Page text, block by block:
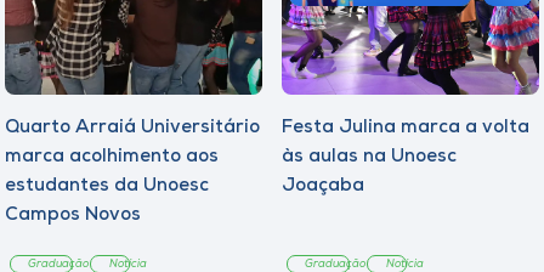
Quarto Arraiá Universitário
marca acolhimento aos
estudantes da Unoesc
Campos Novos
Graduação Notícia
Festa Julina marca a volta
às aulas na Unoesc
Joaçaba
Graduação Notícia